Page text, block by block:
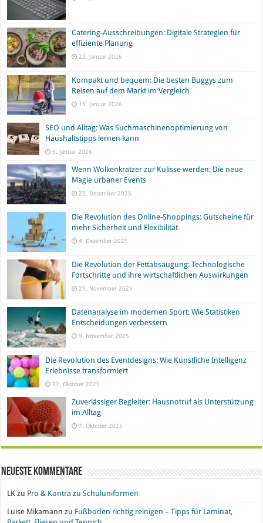
Catering-Ausschreibungen: Digitale Strategien für
effiziente Planung
22. Januar 2026
Kompakt und bequem: Die besten Buggys zum
Reisen auf dem Markt im Vergleich
15. Januar 2026
SEO und Alltag: Was Suchmaschinenoptimierung von
Haushaltstipps lernen kann
9. Januar 2026
Wenn Wolkenkratzer zur Kulisse werden: Die neue
Magie urbaner Events
23. Dezember 2025
Die Revolution des Online-Shoppings: Gutscheine für
mehr Sicherheit und Flexibilität
4. Dezember 2025
Die Revolution der Fettabsaugung: Technologische
Fortschritte und ihre wirtschaftlichen Auswirkungen
21. November 2025
Datenanalyse im modernen Sport: Wie Statistiken
Entscheidungen verbessern
9. November 2025
Die Revolution des Eventdesigns: Wie Künstliche Intelligenz
Erlebnisse transformiert
22. Oktober 2025
Zuverlässiger Begleiter: Hausnotruf als Unterstützung
im Alltag
7. Oktober 2025
Neueste Kommentare
LK zu Pro & Kontra zu Schuluniformen
Luise Mikamann zu Fußboden richtig reinigen – Tipps für Laminat,